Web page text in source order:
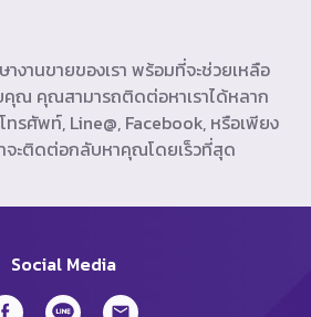
งานขายของเรา พร้อมที่จะช่วยเหลือ
คุณ คุณสามารถติดต่อหาเราได้หลาก
ทรศัพท์, Line@, Facebook, หรือเพียง
จะติดต่อกลับหาคุณโดยเร็วที่สุด
Social Media